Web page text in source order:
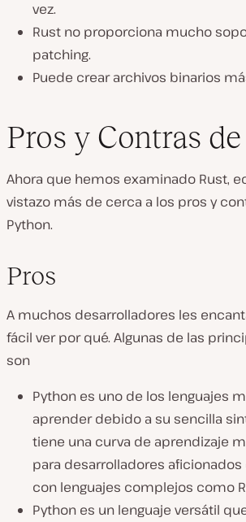
vez.
Rust no proporciona mucho
patching.
Puede crear archivos binarios
Pros y Contras
Ahora que hemos examinado Rust,
vistazo más de cerca a los pros y
Python.
Pros
A muchos desarrolladores les
fácil ver por qué. Algunas de las
son
Python es uno de los lenguajes
aprender debido a su sencilla
tiene una curva de aprendizaje
para desarrolladores
con lenguajes complejos como
Python es un lenguaje versátil